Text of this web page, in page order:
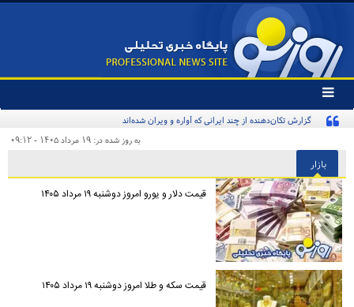
تغییر
وضعیت
منوی
ها
گزارش تکان‌دهنده از چند ایرانی که آواره و ویران شده‌اند
به روز شده در: ۱۹ مرداد ۱۴۰۵ - ۰۹:۱۲
بازار
قیمت دلار و یورو امروز دوشنبه ۱۹ مرداد ۱۴۰۵
قیمت سکه و طلا امروز دوشنبه ۱۹ مرداد ۱۴۰۵